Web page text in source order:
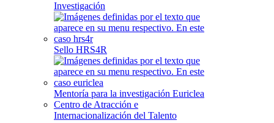
Investigación
Sello HRS4R
Mentoría para la investigación Euriclea
Centro de Atracción e
Internacionalización del Talento